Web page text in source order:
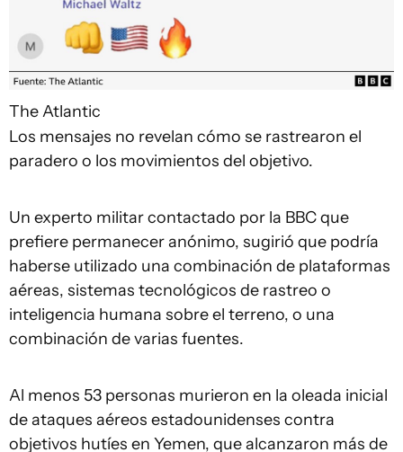
The Atlantic
Los mensajes no revelan cómo se rastrearon el
paradero o los movimientos del objetivo.
Un experto militar contactado por la BBC que
prefiere permanecer anónimo, sugirió que podría
haberse utilizado una combinación de plataformas
aéreas, sistemas tecnológicos de rastreo o
inteligencia humana sobre el terreno, o una
combinación de varias fuentes.
Al menos 53 personas murieron en la oleada inicial
de ataques aéreos estadounidenses contra
objetivos hutíes en Yemen, que alcanzaron más de